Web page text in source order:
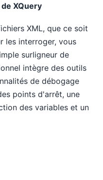
XQuery
XML, que ce soit
les interroger, vous
surligneur de
intègre des outils
de débogage
points d'arrêt, une
des variables et un